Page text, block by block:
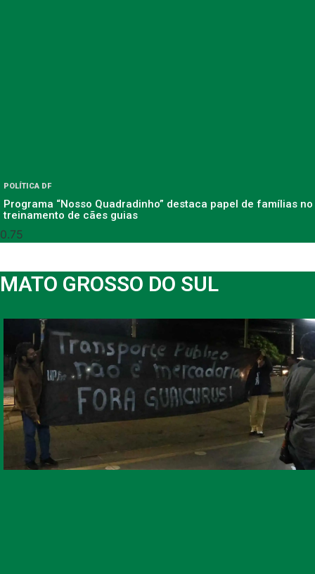
POLÍTICA DF
Programa “Nosso Quadradinho” destaca papel de famílias no
treinamento de cães guias
MATO GROSSO DO SUL